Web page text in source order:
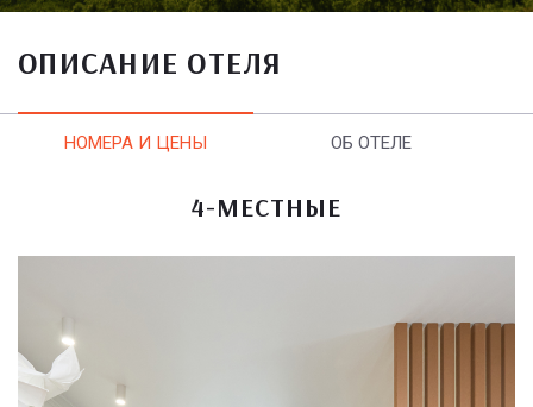
ОПИСАНИЕ ОТЕЛЯ
НОМЕРА И ЦЕНЫ ОБ ОТЕЛЕ
4-МЕСТНЫЕ